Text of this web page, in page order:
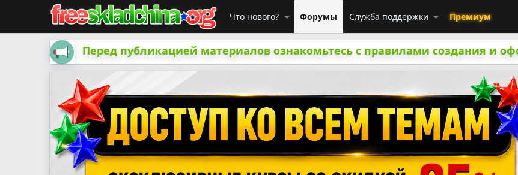
Что нового? Форумы Служба поддержки Премиум
Перед публикацией материалов ознакомьтесь с правилами создания и